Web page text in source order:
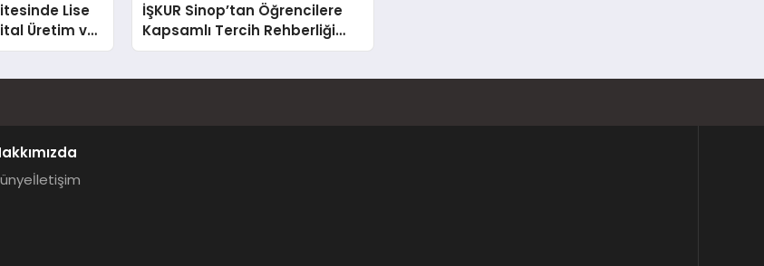
Lise
Üretim ve
Veriliyor
İŞKUR Sinop’tan Öğrencilere
Kapsamlı Tercih Rehberliği
Başladı
İletişim